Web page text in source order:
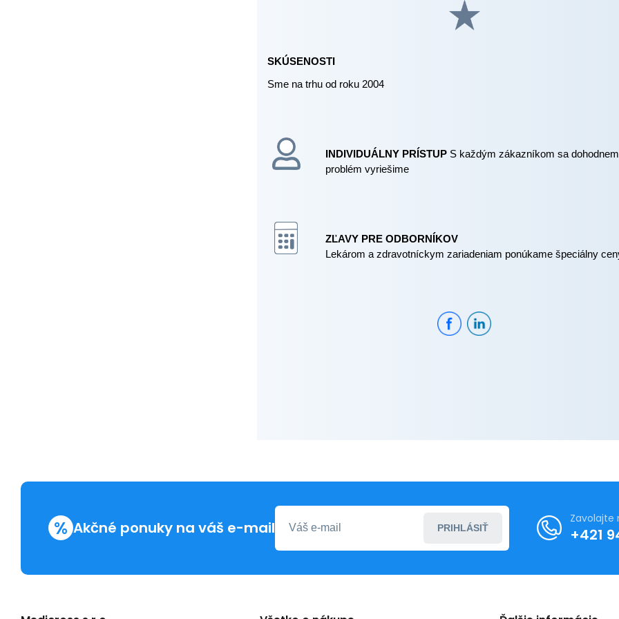
SKÚSENOSTI
Sme na trhu od roku 2004
INDIVIDUÁLNY PRÍSTUP S každým zákazníkom sa
problém vyriešime
ZĽAVY PRE ODBORNÍKOV
Lekárom a zdravotníckym zariadeniam ponúkame špeciálny
% Akčné ponuky na váš e-mail PRIHLÁSIŤ
Zavolajte
+421